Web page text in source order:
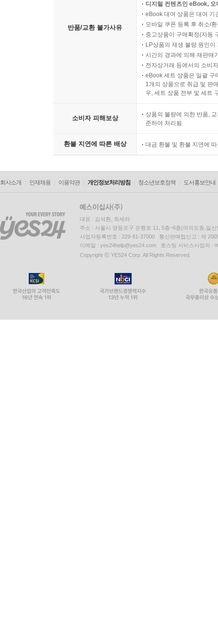
반품/교환 불가사유
디지털 컨텐츠인 eBook,
eBook 대여 상품은 대여 기
모바일 쿠폰 등록 후 취소/
중고상품이 구매확정(자동
LP상품의 재생 불량 원인
시간의 경과에 의해 재판매
전자상거래 등에서의 소비
eBook 세트 상품은 일괄 구
1개의 상품으로 취급 및 판
우, 세트 상품 전부 및 세트
소비자 피해보상
상품의 불량에 의한 반품,
준하여 처리됨
환불 지연에 따른 배상 대금 환불 및 환불 지연에
회사소개 인재채용 이용약관 개인정보처리방침 청소년보호정책 도서홍보안내
대표 : 김석환, 최세라
주소 : 서울시 영등포구 은행로 11, 5층~6층(여의도동,일신
사업자등록번호 : 229-81-37000 통신판매업신고 : 제
이메일 : yes24help@yes24.com 호스팅 서비스사업자 :
Copyright ⓒ YES24 Corp. All Rights Reserved.